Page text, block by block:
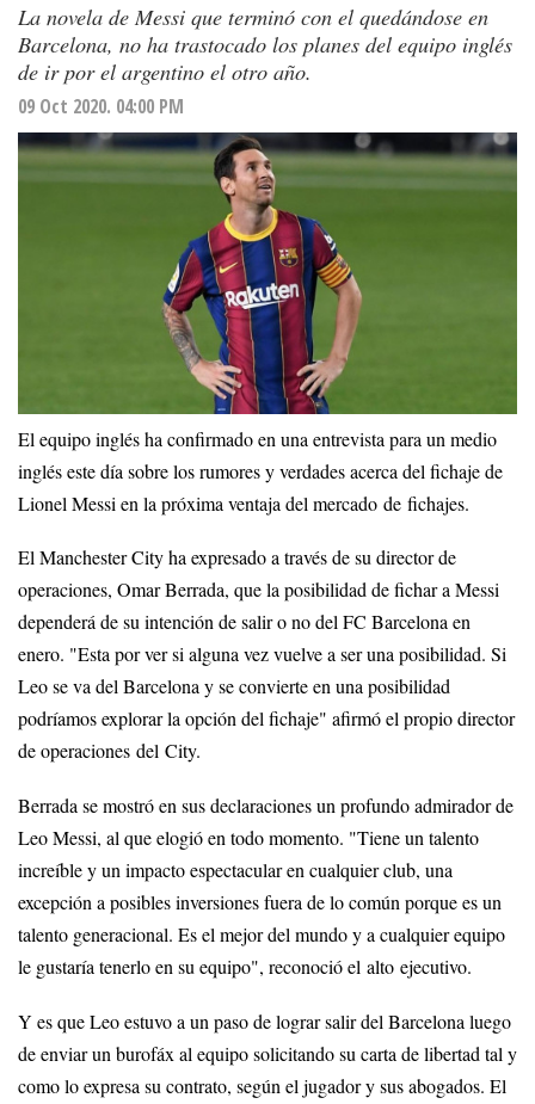
La novela de Messi que terminó con el quedándose en
Barcelona, no ha trastocado los planes del equipo inglés
de ir por el argentino el otro año.
09 Oct 2020. 04:00 PM
El equipo inglés ha confirmado en una entrevista para un medio
inglés este día sobre los rumores y verdades acerca del fichaje de
Lionel Messi en la próxima ventaja del mercado de fichajes.
El Manchester City ha expresado a través de su director de
operaciones, Omar Berrada, que la posibilidad de fichar a Messi
dependerá de su intención de salir o no del FC Barcelona en
enero. "Esta por ver si alguna vez vuelve a ser una posibilidad. Si
Leo se va del Barcelona y se convierte en una posibilidad
podríamos explorar la opción del fichaje" afirmó el propio director
de operaciones del City.
Berrada se mostró en sus declaraciones un profundo admirador de
Leo Messi, al que elogió en todo momento. "Tiene un talento
increíble y un impacto espectacular en cualquier club, una
excepción a posibles inversiones fuera de lo común porque es un
talento generacional. Es el mejor del mundo y a cualquier equipo
le gustaría tenerlo en su equipo", reconoció el alto ejecutivo.
Y es que Leo estuvo a un paso de lograr salir del Barcelona luego
de enviar un burofáx al equipo solicitando su carta de libertad tal y
como lo expresa su contrato, según el jugador y sus abogados. El